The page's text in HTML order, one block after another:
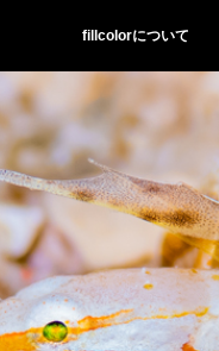
fillcolorについて